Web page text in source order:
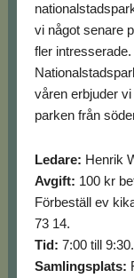
vi något senare
fler
våren erbjuder
parken från
Ledare: Henrik
Avgift: 100 kr
Förbeställ ev
73 14.
Tid: 7:00 till 9:30.
Samlingsplats: